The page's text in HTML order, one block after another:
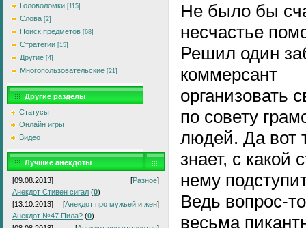
Головоломки [115]
Слова [2]
Поиск предметов [68]
Стратегии [15]
Другие [4]
Многопользовательские [21]
Другие разделы
Статусы
Онлайн игры
Видео
Лучшие анекдоты
[09.08.2013] [Разное]
Анекдот Стивен сигал (0)
[13.10.2013]
[Анекдот про мужьей и жен]
Анекдот №47 Пила? (0)
Не было бы
несчастье
Решил один
коммерсант
организовать
по совету
людей. Да вот
знает, с какой
нему
Ведь вопрос-
весьма